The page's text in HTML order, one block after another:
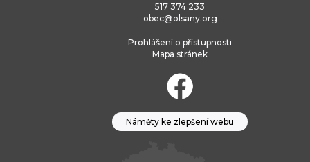
517 374 233
obec@olsany.org
Prohlášení o přístupnosti
Mapa stránek
Náměty ke zlepšení webu